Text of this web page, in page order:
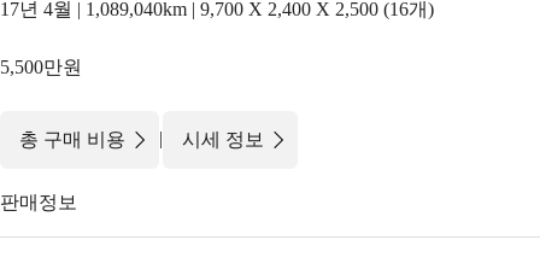
17년 4월 | 1,089,040km | 9,700 X 2,400 X 2,500 (16개)
5,500만원
총 구매 비용 | 시세 정보
판매정보